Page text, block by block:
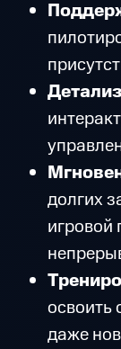
долгих
игровой
освоить
даже